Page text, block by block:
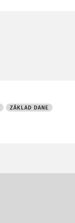
ZÁKLAD DANE